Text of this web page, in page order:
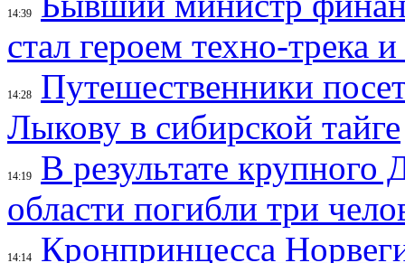
14:39
стал героем техно-трека
14:28
Путешественники
Лыкову в сибирской тайге
14:19
В результате крупного
области погибли три
14:14
Кронпринцесса